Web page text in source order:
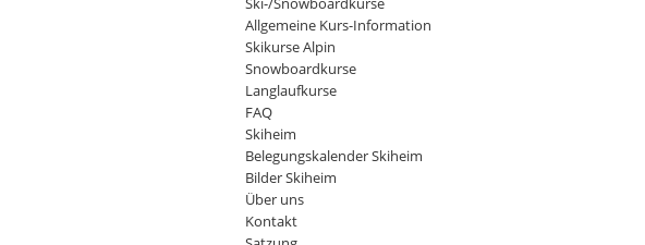
Allgemeine Kurs-Information
Skikurse Alpin
Snowboardkurse
Langlaufkurse
FAQ
Skiheim
Belegungskalender Skiheim
Bilder Skiheim
Über uns
Kontakt